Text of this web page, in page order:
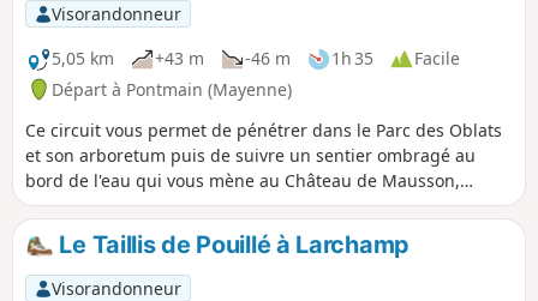
Visorandonneur
5,05 km
+43 m -46 m 1h 35
Facile
Départ à Pontmain (Mayenne)
Ce circuit vous permet de pénétrer dans le Parc des Oblats
et son arboretum puis de suivre un sentier ombragé au
bord de l'eau qui vous mène au Château de Mausson,
propriété privée mais qui s'admire bien de l'extérieur.
Pontmain est un lieu important de pèlerinage à Notre-Dame
de Pontmain qui est apparue à plusieurs enfants le 17
janvier 1871.
Le Taillis de Pouillé à Larchamp
Visorandonneur